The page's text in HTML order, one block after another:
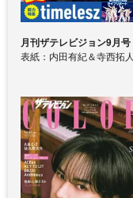
月刊ザテレビジョン9月号
表紙：内田有紀＆寺西拓人